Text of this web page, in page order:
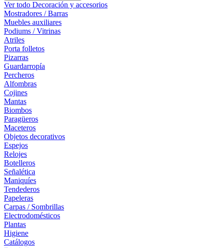
Ver todo Decoración y accesorios
Mostradores / Barras
Muebles auxiliares
Podiums / Vitrinas
Atriles
Porta folletos
Pizarras
Guardarropía
Percheros
Alfombras
Cojines
Mantas
Biombos
Paragüeros
Maceteros
Objetos decorativos
Espejos
Relojes
Botelleros
Señalética
Maniquíes
Tendederos
Papeleras
Carpas / Sombrillas
Electrodomésticos
Plantas
Higiene
Catálogos